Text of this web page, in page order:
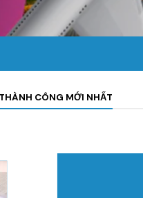
CÔNG MỚI NHẤT